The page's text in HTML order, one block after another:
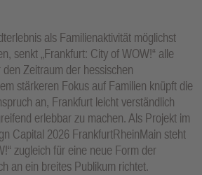
als Familienaktivität möglichst
senkt „Frankfurt: City of WOW!“ alle
Zeitraum der hessischen
stärkeren Fokus auf Familien knüpft die
an, Frankfurt leicht verständlich
erlebbar zu machen. Als Projekt im
Capital 2026 FrankfurtRheinMain steht
zugleich für eine neue Form der
an ein breites Publikum richtet.